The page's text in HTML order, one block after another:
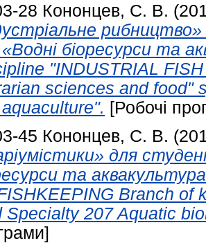
28 Кононцев, С. В.
біоресурси та
"INDUSTRIAL
sciences and food"
[Робочі
45 Кононцев, С. В.
для
та
Branch of
Specialty 207 Aquatic